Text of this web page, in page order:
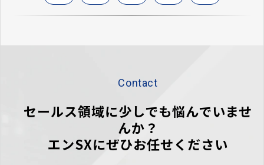
Contact
セールス領域に少しでも悩んでいませ
んか？
エンSXにぜひお任せください